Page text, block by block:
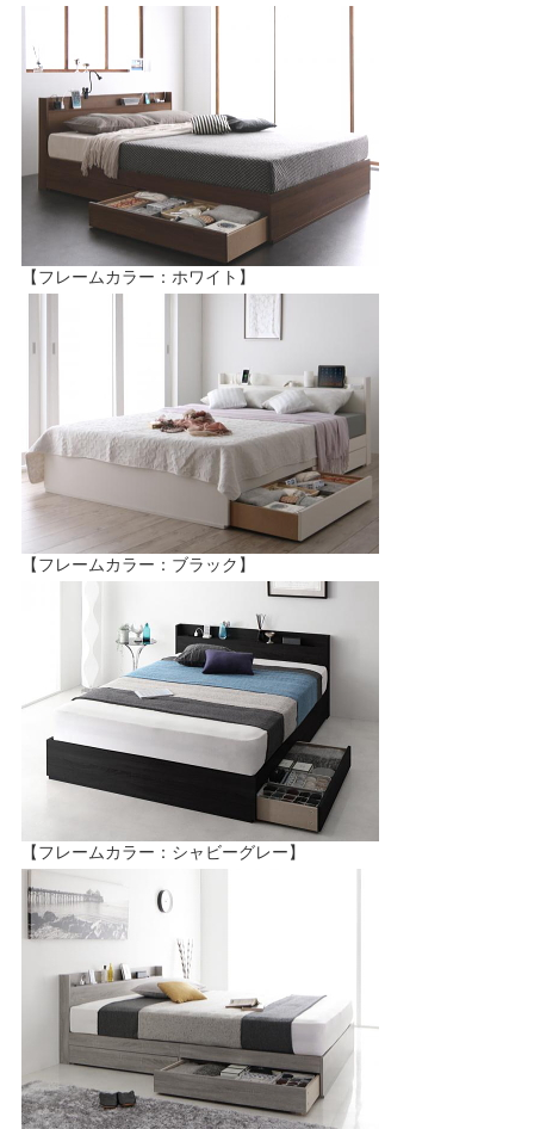
【フレームカラー：ホワイト】
【フレームカラー：ブラック】
【フレームカラー：シャビーグレー】